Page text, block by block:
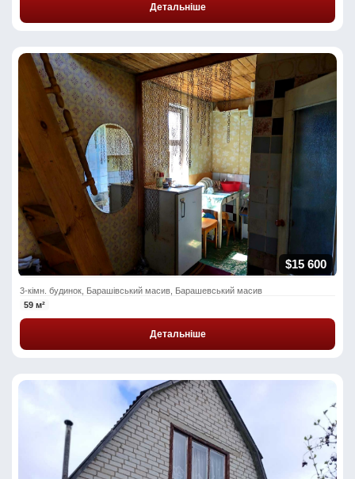
Детальніше
$15 600
3-кімн. будинок, Барашівський масив, Барашевський масив
59 м²
Детальніше